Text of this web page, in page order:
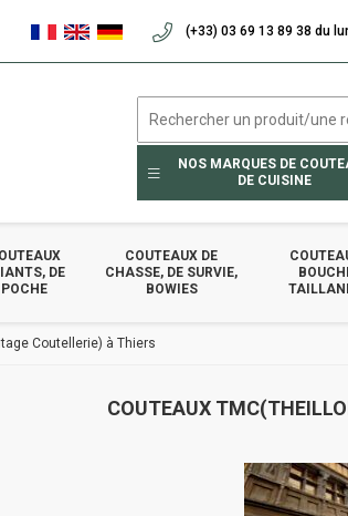
NOS MARQUES DE
DE CUISINE
DE
POCHE
COUTEAUX DE
CHASSE, DE SURVIE,
BOWIES
Coutellerie) à Thiers
COUTEAUX
(+33) 03 69 13 89 38 du